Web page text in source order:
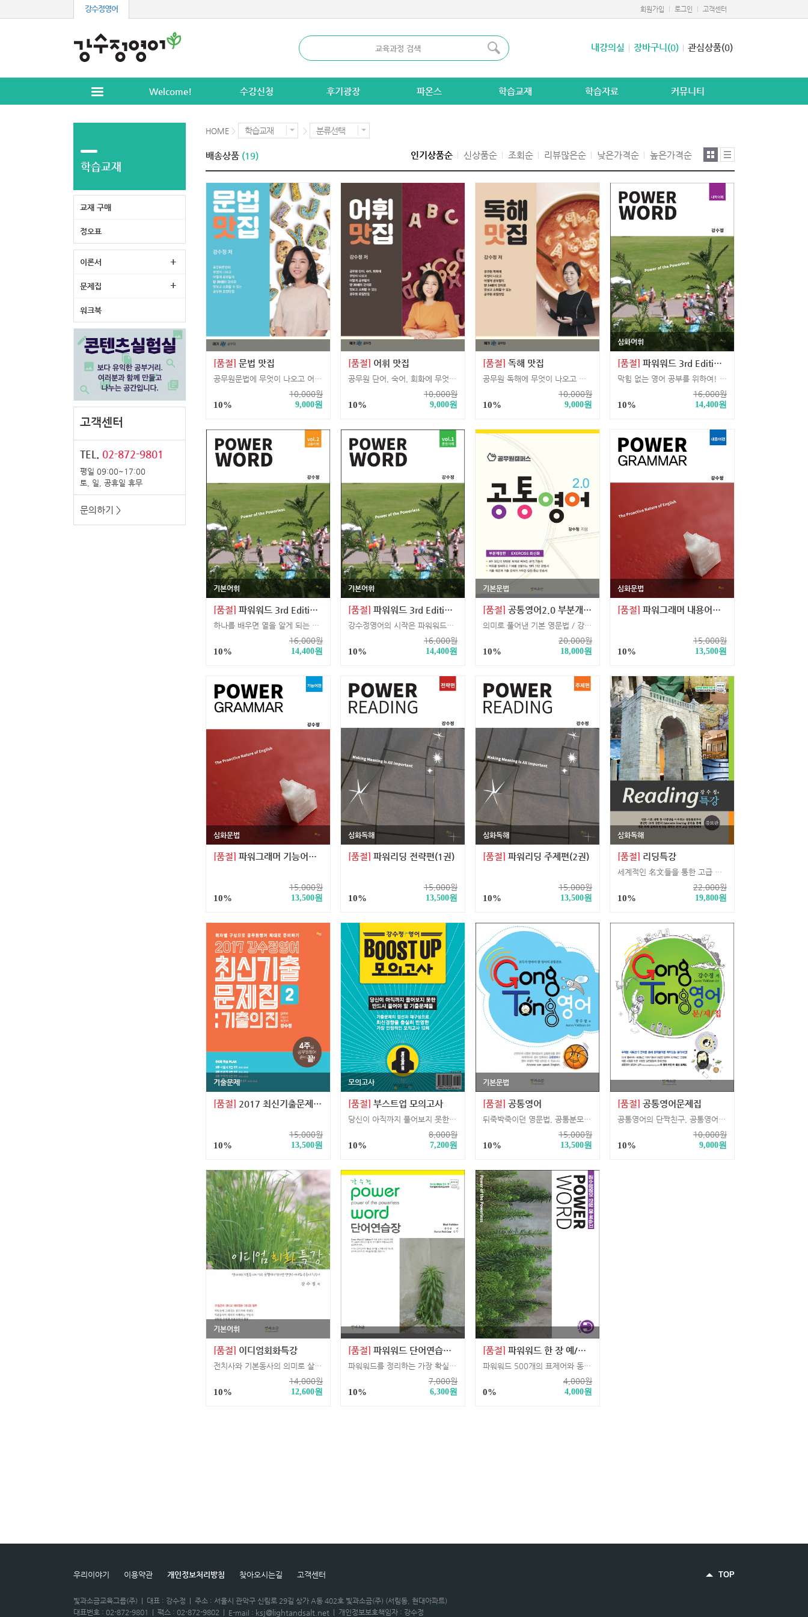
강수정영어 회원가입 로그인 고객센터
내강의실 장바구니(0) 관심상품(0)
Welcome! 수강신청 후기광장 파온스 학습교재 학습자료 커뮤니티
학습교재
교재 구매
정오표
이론서 +
문제집 +
워크북
고객센터
TEL. 02-872-9801
평일 09:00~17:00
토, 일, 공휴일 휴무
문의하기 >
HOME > 학습교재 > 분류선택
배송상품 (19) 인기상품순 신상품순 조회순 리뷰많은순 낮은가격순 높은가격순
[품절] 문법 맛집
공무원문법에 무엇이 나오고 어떻게 공부할지 단 20회의 강의로 맛보고 소화할 수 있는 공무원 로컬맛집
10,000원
10% 9,000원
[품절] 어휘 맛집
공무원 단어, 숙어, 회화에 무엇이 나오고 어떻게 공부할지 단 20회의 강의로 맛보고 소화할 수 있는 공무원 로컬맛집
10,000원
10% 9,000원
[품절] 독해 맛집
공무원 독해에 무엇이 나오고 어떻게 공부할 지 단 24회의 강의로 맛보고 소화할 수 있는 공무원 로컬맛집
10,000원
10% 9,000원
심화어휘
[품절] 파워워드 3rd Edition 3권 (대학어휘)
막힘 없는 영어 공부를 위하여! 문법과 독해도 탄탄하게 뒷받침해 줄 어휘 마무리 학습서.
16,000원
10% 14,400원
기본어휘
[품절] 파워워드 3rd Edition 2권 (고등어휘)
하나를 배우면 열을 알게 되는 영단어 학습법으로 내 어휘력에 날개를!
16,000원
10% 14,400원
기본어휘
[품절] 파워워드 3rd Edition 1권 (중등어휘)
강수정영어의 시작은 파워워드로. 암기에 지친 당신이 가장 먼저 봐야 할 어휘 학습서.
16,000원
10% 14,400원
기본문법
[품절] 공통영어2.0 부분개정판
의미로 풀어낸 기본 영문법 / 강수정영어 커리큘럼 필수 과정
20,000원
10% 18,000원
심화문법
[품절] 파워그래머 내용어편(1권)
15,000원
10% 13,500원
심화문법
[품절] 파워그래머 기능어편(2권)
15,000원
10% 13,500원
심화독해
[품절] 파워리딩 전략편(1권)
15,000원
10% 13,500원
심화독해
[품절] 파워리딩 주제편(2권)
15,000원
10% 13,500원
심화독해
[품절] 리딩특강
세계적인 名文들을 통한 고급 독해 학습서
22,000원
10% 19,800원
기출문제
[품절] 2017 최신기출문제집 : 기출의 진2
15,000원
10% 13,500원
모의고사
[품절] 부스트업 모의고사
당신이 아직까지 풀어보지 못한, 반드시 풀어야 할 기출 문제들
8,000원
10% 7,200원
기본문법
[품절] 공통영어
뒤죽박죽이던 영문법, 공통분모를 찾으니 이해가 된다!
15,000원
10% 13,500원
[품절] 공통영어문제집
공통영어의 단짝친구, 공통영어문제집!
10,000원
10% 9,000원
기본어휘
[품절] 이디엄회화특강
전치사와 기본동사의 의미로 살려낸 생생한 숙어, 구동사 학습서
14,000원
10% 12,600원
[품절] 파워워드 단어연습장(2nd Edition 용)
파워워드를 정리하는 가장 확실한 방법
7,000원
10% 6,300원
[품절] 파워워드 한 장 예/복습지(2nd Edition 용)
파워워드 500개의 표제어와 동의어의 효과적 연상과 암기를 돕는 워크북
4,000원
0% 4,000원
우리이야기 이용약관 개인정보처리방침 찾아오시는길 고객센터 TOP
빛과소금교육그룹(주) | 대표 : 강수정 | 주소 : 서울시 관악구 신림로 29길 상가 A동 402호 빛과소금(주) (서림동, 현대아파트)
대표번호 : 02-872-9801
| 팩스 : 02-872-9802 | E-mail : ksj@lightandsalt.net | 개인정보보호책임자 : 강수정